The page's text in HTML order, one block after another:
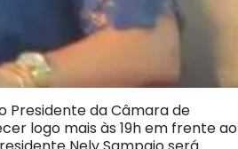
Presidente da Câmara de
logo mais às 19h em frente ao